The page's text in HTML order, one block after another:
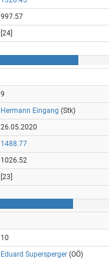
997.57
[24]
9
Hermann Eingang (Stk)
26.05.2020
1488.77
1026.52
[23]
10
Eduard Supersperger (OÖ)